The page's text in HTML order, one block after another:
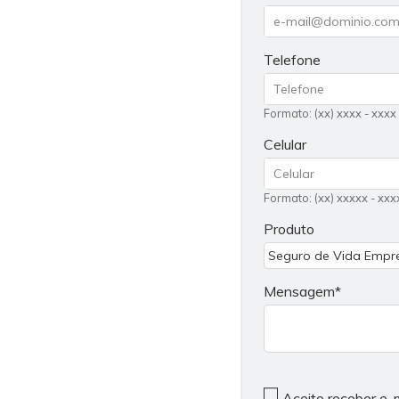
Telefone
Formato: (xx) xxxx - xxxx
Celular
Formato: (xx) xxxxx -
Produto
Mensagem